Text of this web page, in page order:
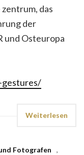
das
der
und Osteuropa
Weiterlesen
Fotografen
,